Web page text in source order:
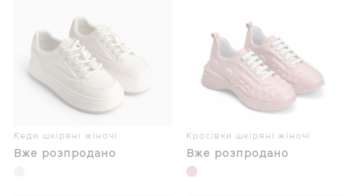
Кеди шкіряні жіночі
Вже розпродано
Кросівки шкіряні жіночі
Вже розпродано